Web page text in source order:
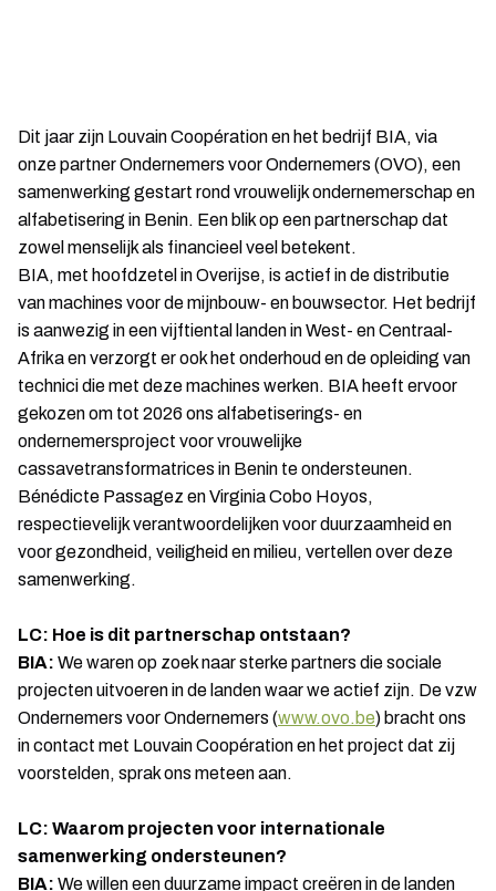
Dit jaar zijn Louvain Coopération en het bedrijf BIA, via
onze partner Ondernemers voor Ondernemers (OVO), een
samenwerking gestart rond vrouwelijk ondernemerschap en
alfabetisering in Benin. Een blik op een partnerschap dat
zowel menselijk als financieel veel betekent.
BIA, met hoofdzetel in Overijse, is actief in de distributie
van machines voor de mijnbouw- en bouwsector. Het bedrijf
is aanwezig in een vijftiental landen in West- en Centraal-
Afrika en verzorgt er ook het onderhoud en de opleiding van
technici die met deze machines werken. BIA heeft ervoor
gekozen om tot 2026 ons alfabetiserings- en
ondernemersproject voor vrouwelijke
cassavetransformatrices in Benin te ondersteunen.
Bénédicte Passagez en Virginia Cobo Hoyos,
respectievelijk verantwoordelijken voor duurzaamheid en
voor gezondheid, veiligheid en milieu, vertellen over deze
samenwerking.
LC: Hoe is dit partnerschap ontstaan?
BIA: We waren op zoek naar sterke partners die sociale
projecten uitvoeren in de landen waar we actief zijn. De vzw
Ondernemers voor Ondernemers (www.ovo.be) bracht ons
in contact met Louvain Coopération en het project dat zij
voorstelden, sprak ons meteen aan.
LC: Waarom projecten voor internationale
samenwerking ondersteunen?
BIA: We willen een duurzame impact creëren in de landen